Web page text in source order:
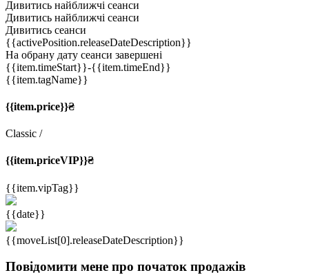
Дивитись найближчі сеанси
Дивитись найближчі сеанси
Дивитись сеанси
{{activePosition.releaseDateDescription}}
На обрану дату сеанси завершені
{{item.timeStart}}-{{item.timeEnd}}
{{item.tagName}}
{{item.price}}₴
Classic /
{{item.priceVIP}}₴
{{item.vipTag}}
{{date}}
{{moveList[0].releaseDateDescription}}
Повідомити мене про початок продажів